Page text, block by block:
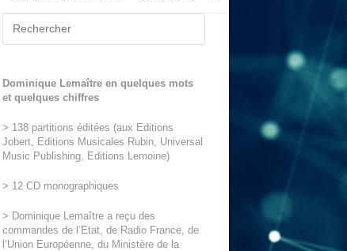
Dominique Lemaître en quelques mots
et quelques chiffres
> 138 partitions éditées (aux Editions
Jobert, Editions Musicales Rubin, Universal
Music Publishing, Editions Lemoine)
> 12 CD monographiques
> Dominique Lemaître a reçu des
commandes de l’Etat, de Radio France, de
l’Union Européenne, du Ministère de la